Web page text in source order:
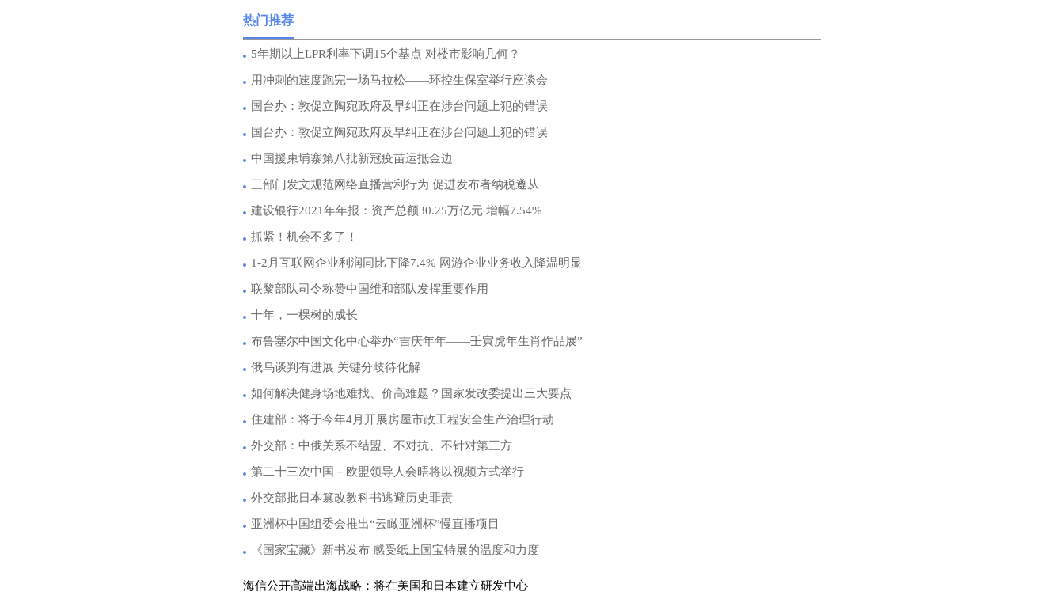
热门推荐
5年期以上LPR利率下调15个基点 对楼市影响几何？
用冲刺的速度跑完一场马拉松——环控生保室举行座谈会
国台办：敦促立陶宛政府及早纠正在涉台问题上犯的错误
国台办：敦促立陶宛政府及早纠正在涉台问题上犯的错误
中国援柬埔寨第八批新冠疫苗运抵金边
三部门发文规范网络直播营利行为 促进发布者纳税遵从
建设银行2021年年报：资产总额30.25万亿元 增幅7.54%
抓紧！机会不多了！
1-2月互联网企业利润同比下降7.4% 网游企业业务收入降温明显
联黎部队司令称赞中国维和部队发挥重要作用
十年，一棵树的成长
布鲁塞尔中国文化中心举办“吉庆年年——壬寅虎年生肖作品展”
俄乌谈判有进展 关键分歧待化解
如何解决健身场地难找、价高难题？国家发改委提出三大要点
住建部：将于今年4月开展房屋市政工程安全生产治理行动
外交部：中俄关系不结盟、不对抗、不针对第三方
第二十三次中国－欧盟领导人会晤将以视频方式举行
外交部批日本篡改教科书逃避历史罪责
亚洲杯中国组委会推出“云瞰亚洲杯”慢直播项目
《国家宝藏》新书发布 感受纸上国宝特展的温度和力度
海信公开高端出海战略：将在美国和日本建立研发中心